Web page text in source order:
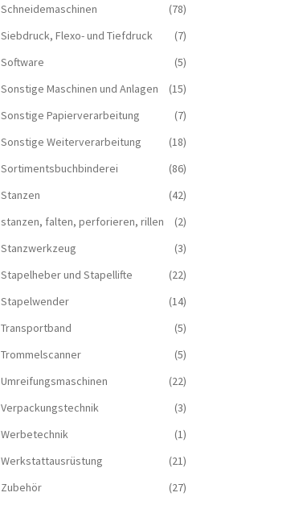
Schneidemaschinen
(78)
Siebdruck, Flexo- und Tiefdruck
(7)
Software
(5)
Sonstige Maschinen und Anlagen
(15)
Sonstige Papierverarbeitung
(7)
Sonstige Weiterverarbeitung
(18)
Sortimentsbuchbinderei
(86)
Stanzen
(42)
stanzen, falten, perforieren, rillen
(2)
Stanzwerkzeug
(3)
Stapelheber und Stapellifte
(22)
Stapelwender
(14)
Transportband
(5)
Trommelscanner
(5)
Umreifungsmaschinen
(22)
Verpackungstechnik
(3)
Werbetechnik
(1)
Werkstattausrüstung
(21)
Zubehör
(27)